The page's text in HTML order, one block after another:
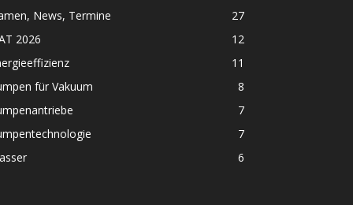
News, Termine
27
2026
12
11
für Vakuum
8
7
7
6